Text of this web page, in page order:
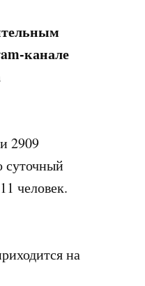
канале
2909
суточный
человек.
на